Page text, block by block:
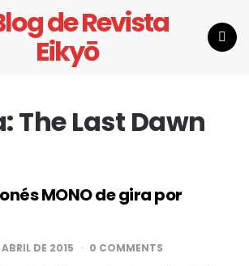
de Revista
Eikyō
The Last Dawn
MONO de gira por
DE 2015 0 COMMENTS